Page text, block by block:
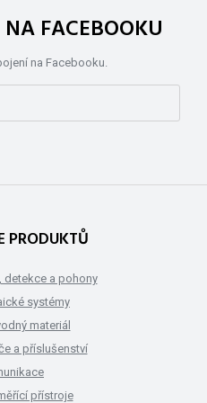
FACEBOOKU
na Facebooku.
PRODUKTŮ
detekce a pohony
systémy
materiál
a příslušenství
přístroje